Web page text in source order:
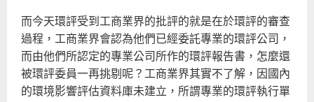
而今天環評受到工商業界的批評的就是在於環評的審查
過程，工商業界會認為他們已經委託專業的環評公司，
而由他們所認定的專業公司所作的環評報告書，怎麼還
被環評委員一再挑剔呢？工商業界其實不了解，因國內
的環境影響評估資料庫未建立，所謂專業的環評執行單